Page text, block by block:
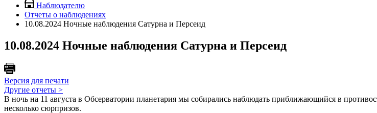
Наблюдателю
Отчеты о наблюдениях
10.08.2024 Ночные наблюдения Сатурна и Персеид
10.08.2024 Ночные наблюдения Сатурна и Персеид
Версия для печати
Другие отчеты >
В ночь на 11 августа в Обсерватории планетария мы собирались наблюдать приближающийся в
несколько сюрпризов.